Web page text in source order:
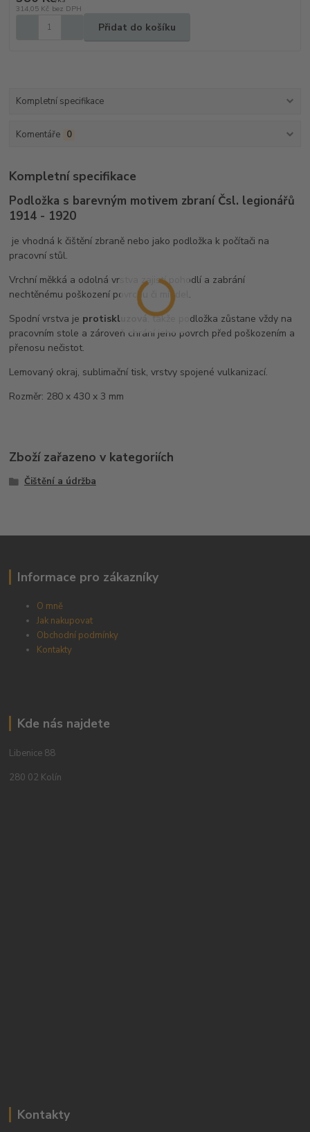
314,05 Kč bez DPH
Přidat do košíku
Kompletní specifikace
Komentáře 0
Kompletní specifikace
Podložka s barevným motivem zbraní Čsl. legionářů
1914 - 1920
je vhodná k čištění zbraně nebo jako podložka k počítači na
pracovní stůl.
Vrchní měkká a odolná vrstva zajistí pohodlí a zabrání
nechtěnému poškození povrchu či mířidel.
Spodní vrstva je protiskluzová, takže podložka zůstane vždy na
pracovním stole a zároveň chrání jeho povrch před poškozením a
přenosu nečistot.
Lemovaný okraj, sublimační tisk, vrstvy spojené vulkanizací.
Rozměr: 280 x 430 x 3 mm
Zboží zařazeno v kategoriích
Čištění a údržba
Informace pro zákazníky
O mně
Jak nakupovat
Obchodní podmínky
Kontakty
Kde nás najdete
Libenice 88
280 02 Kolín
Kontakty